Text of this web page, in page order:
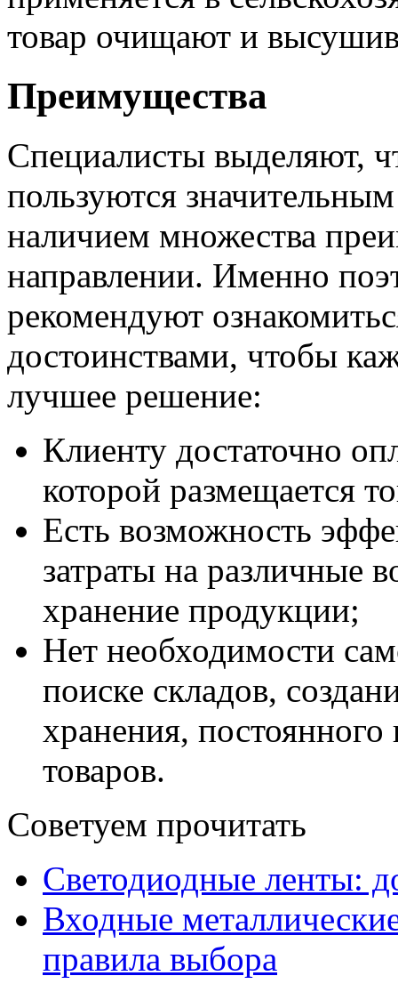
товар очищают и
Преимущества
Специалисты выделяют,
пользуются
наличием множества
направлении. Именно
рекомендуют
достоинствами, чтобы
лучшее решение:
Клиенту достаточно
которой размещается
Есть возможность
затраты на различные
хранение продукции;
Нет необходимости
поиске складов,
хранения,
товаров.
Советуем прочитать
Светодиодные ленты:
Входные
правила выбора